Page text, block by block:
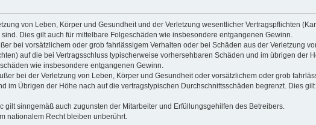
von Leben, Körper und Gesundheit und der Verletzung wesentlicher Vertragspflichten
Dies gilt auch für mittelbare Folgeschäden wie insbesondere entgangenen Gewinn.
bei vorsätzlichem oder grob fahrlässigem Verhalten oder bei Schäden aus der Verletzung
auf die bei Vertragsschluss typischerweise vorhersehbaren Schäden und im übrigen der
wie insbesondere entgangenen Gewinn.
bei der Verletzung von Leben, Körper und Gesundheit oder vorsätzlichem oder grob
im Übrigen der Höhe nach auf die vertragstypischen Durchschnittsschäden begrenzt. Dies
gilt sinngemäß auch zugunsten der Mitarbeiter und Erfüllungsgehilfen des Betreibers.
nationalem Recht bleiben unberührt.